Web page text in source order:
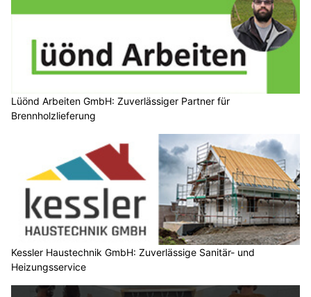
Lüönd Arbeiten GmbH: Zuverlässiger Partner für
Brennholzlieferung
Kessler Haustechnik GmbH: Zuverlässige Sanitär- und
Heizungsservice